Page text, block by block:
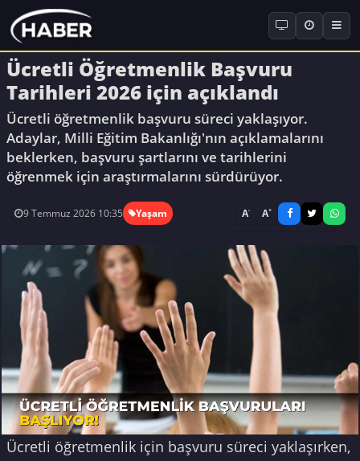
Ücretli Öğretmenlik Başvuru
Tarihleri 2026 için açıklandı
Ücretli öğretmenlik başvuru süreci yaklaşıyor.
Adaylar, Milli Eğitim Bakanlığı'nın açıklamalarını
beklerken, başvuru şartlarını ve tarihlerini
öğrenmek için araştırmalarını sürdürüyor.
9 Temmuz 2026 10:35 Yaşam A- A+
Ücretli öğretmenlik için başvuru süreci yaklaşırken,